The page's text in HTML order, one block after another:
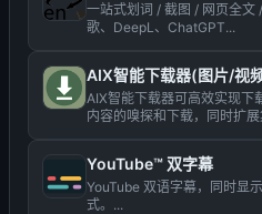
一站式划词 / 截图 / 网页全文
歌、DeepL、ChatGPT...
AIX智能下载器(图片/视
AIX智能下载器可高效实现下
内容的嗅探和下载，同时扩
YouTube™ 双字幕
YouTube 双语字幕，同时显
式。...